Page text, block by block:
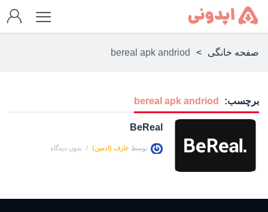
صفحه خانگی >
bereal apk andriod
برچسب: bereal apk andriod
BeReal
توسط عارف (ادمین) بدون دیدگاه